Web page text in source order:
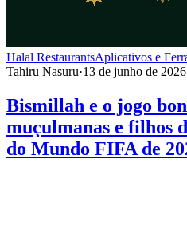
Halal RestaurantsAplicativos e
Tahiru Nasuru·13 de junho de 2026
Bismillah e o jogo
muçulmanas e filhos
do Mundo FIFA de